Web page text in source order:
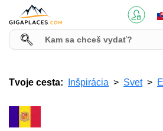
Tvoje cesta: Inšpirácia Svet